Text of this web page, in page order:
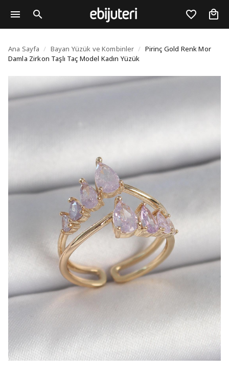
Pirinç Gold Renk Mor
Ana Sayfa / Bayan Yüzük ve Kombinler / Pirinç Gold Renk Mor
Damla Zirkon Taşlı Taç Model Kadın Yüzük